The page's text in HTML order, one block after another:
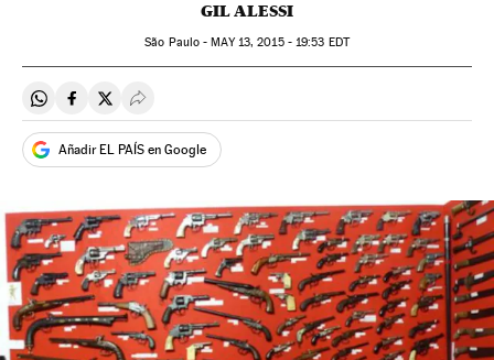
GIL ALESSI
São Paulo -MAY13, 2015 - 19:53 EDT
Compartir en Whatsapp
Compartir en Facebook
Compartir en Twitter
Desplegar Redes Sociales
Añadir EL PAÍS en Google